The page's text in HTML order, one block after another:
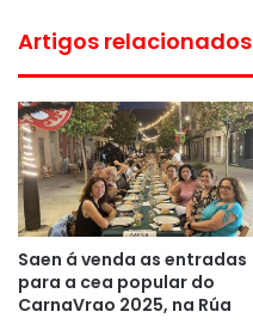
Artigos relacionados
Saen á venda as entradas
para a cea popular do
CarnaVrao 2025, na Rúa